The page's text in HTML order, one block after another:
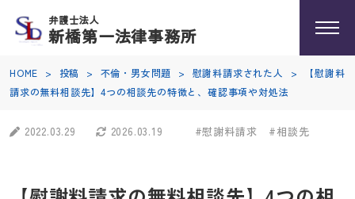
弁護士法人
新橋第一法律事務所
HOME > 投稿 > 不倫・男女問題 > 慰謝料請求された人 >
請求の無料相談先】4つの相談先の特徴と、確認事項や対処法
2022.03.29 2026.03.19 #慰謝料請求 #相談先